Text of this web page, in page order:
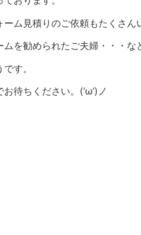
ム見積りのご依頼もたくさ
を勧められたご夫婦・・・な
す。
待ちください。(‘ω’)ノ